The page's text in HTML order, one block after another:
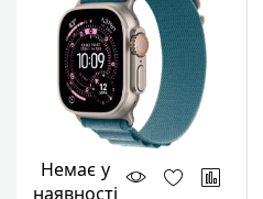
Немає у
наявності